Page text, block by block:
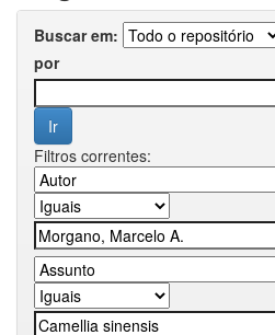
Buscar em:
por
Filtros correntes: